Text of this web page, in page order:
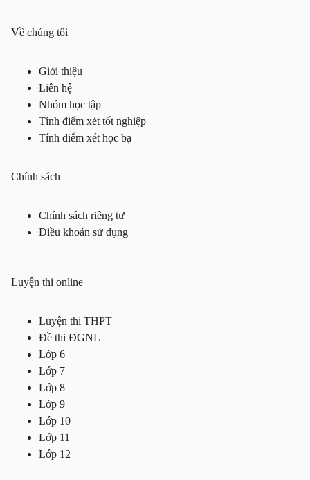
Về chúng tôi
Giới thiệu
Liên hệ
Nhóm học tập
Tính điểm xét tốt nghiệp
Tính điểm xét học bạ
Chính sách
Chính sách riêng tư
Điều khoản sử dụng
Luyện thi online
Luyện thi THPT
Đề thi ĐGNL
Lớp 6
Lớp 7
Lớp 8
Lớp 9
Lớp 10
Lớp 11
Lớp 12